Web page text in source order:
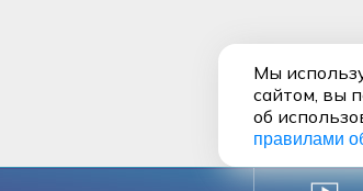
Мы
сайтом, вы
об
правилами